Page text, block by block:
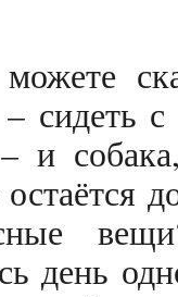
– сидеть
и
день